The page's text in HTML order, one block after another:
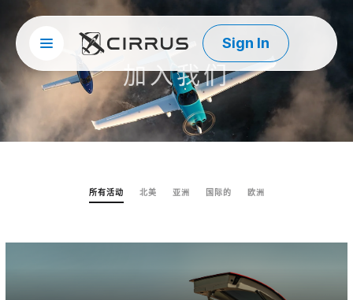
Site menu
西锐
Sign In
加入我们
所有活动 北美 亚洲 国际的 欧洲